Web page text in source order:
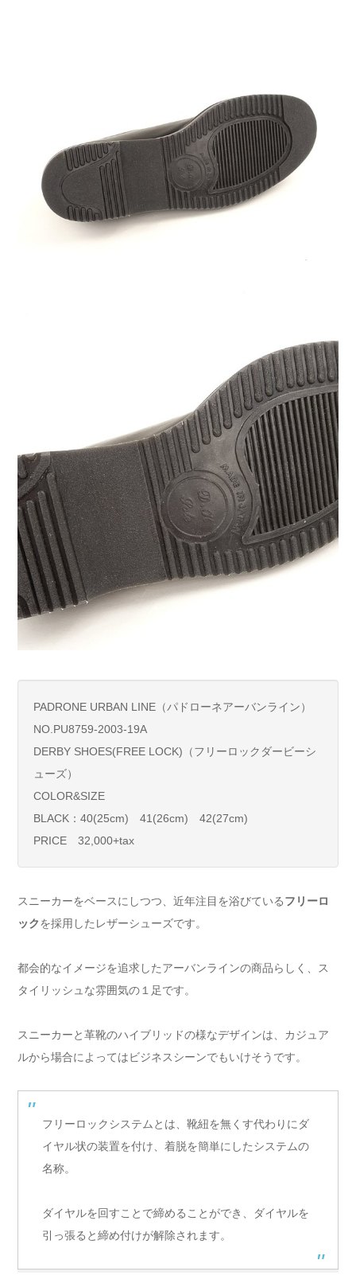
PADRONE URBAN LINE（パドローネアーバンライン）
NO.PU8759-2003-19A
DERBY SHOES(FREE LOCK)（フリーロックダービーシ
ューズ）
COLOR&SIZE
BLACK：40(25cm) 41(26cm) 42(27cm)
PRICE 32,000+tax
スニーカーをベースにしつつ、近年注目を浴びているフリーロ
ックを採用したレザーシューズです。
都会的なイメージを追求したアーバンラインの商品らしく、ス
タイリッシュな雰囲気の１足です。
スニーカーと革靴のハイブリッドの様なデザインは、カジュア
ルから場合によってはビジネスシーンでもいけそうです。
フリーロックシステムとは、靴紐を無くす代わりにダ
イヤル状の装置を付け、着脱を簡単にしたシステムの
名称。
ダイヤルを回すことで締めることができ、ダイヤルを
引っ張ると締め付けが解除されます。